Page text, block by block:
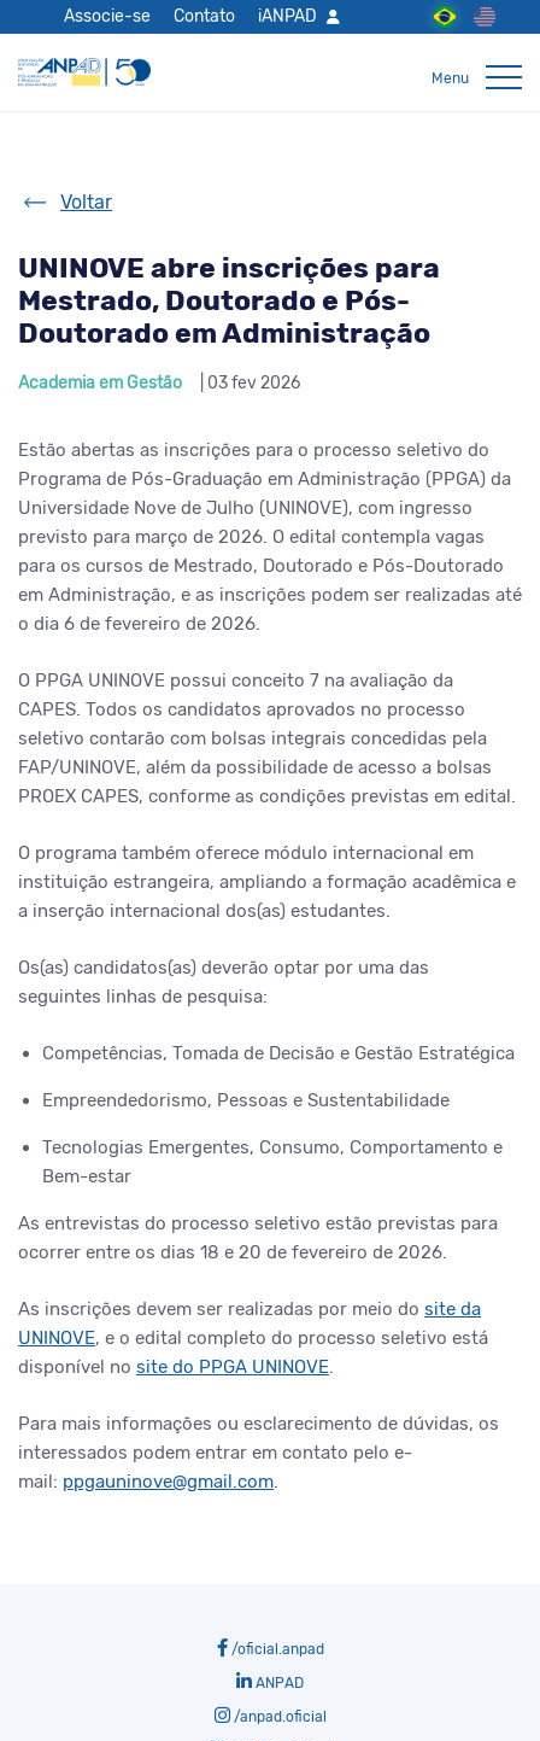
Associe-se Contato iANPAD
Voltar
UNINOVE abre inscrições para
Mestrado, Doutorado e Pós-
Doutorado em Administração
Academia em Gestão | 03 fev 2026
Estão abertas as inscrições para o processo seletivo do
Programa de Pós-Graduação em Administração (PPGA) da
Universidade Nove de Julho (UNINOVE), com ingresso
previsto para março de 2026. O edital contempla vagas
para os cursos de Mestrado, Doutorado e Pós-Doutorado
em Administração, e as inscrições podem ser realizadas até
o dia 6 de fevereiro de 2026.
O PPGA UNINOVE possui conceito 7 na avaliação da
CAPES. Todos os candidatos aprovados no processo
seletivo contarão com bolsas integrais concedidas pela
FAP/UNINOVE, além da possibilidade de acesso a bolsas
PROEX CAPES, conforme as condições previstas em edital.
O programa também oferece módulo internacional em
instituição estrangeira, ampliando a formação acadêmica e
a inserção internacional dos(as) estudantes.
Os(as) candidatos(as) deverão optar por uma das
seguintes linhas de pesquisa:
Competências, Tomada de Decisão e Gestão Estratégica
Empreendedorismo, Pessoas e Sustentabilidade
Tecnologias Emergentes, Consumo, Comportamento e
Bem-estar
As entrevistas do processo seletivo estão previstas para
ocorrer entre os dias 18 e 20 de fevereiro de 2026.
As inscrições devem ser realizadas por meio do site da
UNINOVE, e o edital completo do processo seletivo está
disponível no site do PPGA UNINOVE.
Para mais informações ou esclarecimento de dúvidas, os
interessados podem entrar em contato pelo e-
mail: ppgauninove@gmail.com.
/oficial.anpad
ANPAD
/anpad.oficial